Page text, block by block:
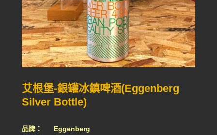
艾根堡-銀罐冰鎮啤酒(Eggenberg
Silver Bottle)
品牌： Eggenberg